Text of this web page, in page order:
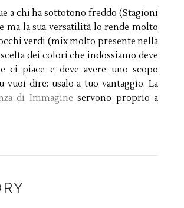
a chi ha sottotono freddo (Stagioni
ma la sua versatilità lo rende molto
verdi (mix molto presente nella
dei colori che indossiamo deve
ci piace e deve avere uno scopo
vuoi dire: usalo a tuo vantaggio. La
di Immagine servono proprio a